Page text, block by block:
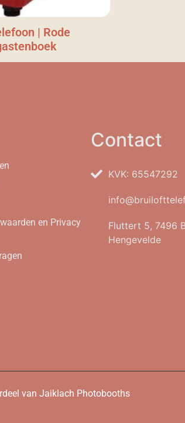
| Rode
en Privacy
Contact
KVK: 65547292
Fluttert 5, 7496
Hengevelde
van Jaiklach Photobooths